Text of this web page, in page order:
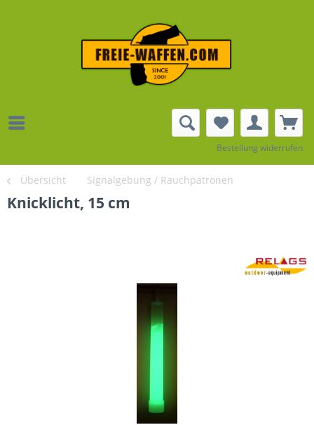
Bestellung widerrufen
Übersicht Signalgebung / Rauchpatronen
Knicklicht, 15 cm